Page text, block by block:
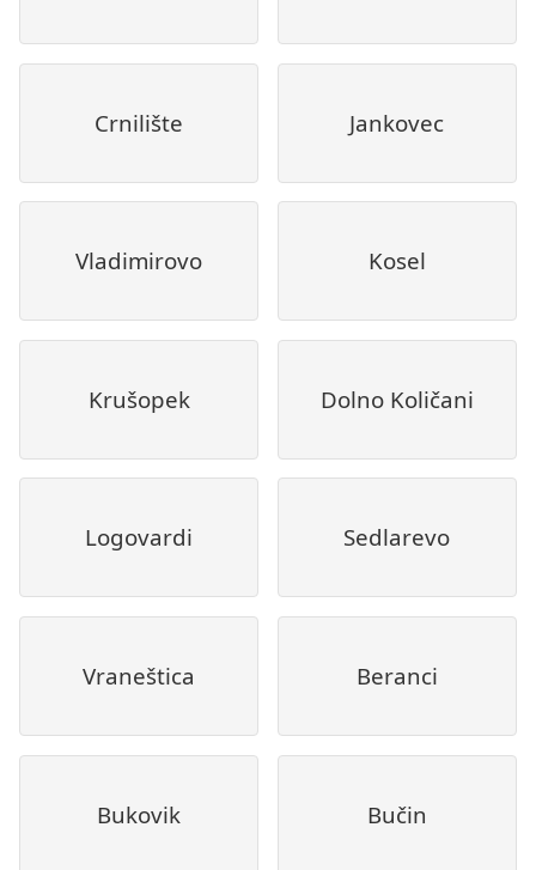
Crnilište Jankovec
Vladimirovo Kosel
Krušopek Dolno Količani
Logovardi Sedlarevo
Vraneštica Beranci
Bukovik Bučin